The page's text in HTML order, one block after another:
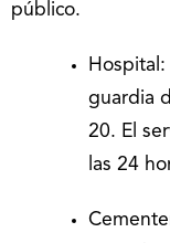
público.
guardia
20. El
las 24